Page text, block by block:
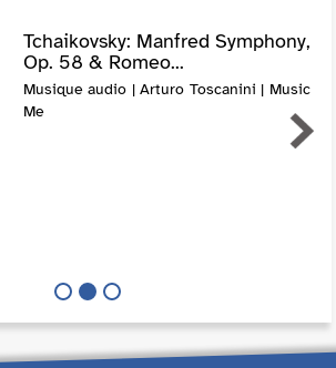
Tchaikovsky: Manfred Symphony,
Op. 58 & Romeo...
Musique audio | Arturo Toscanini | Music
Me